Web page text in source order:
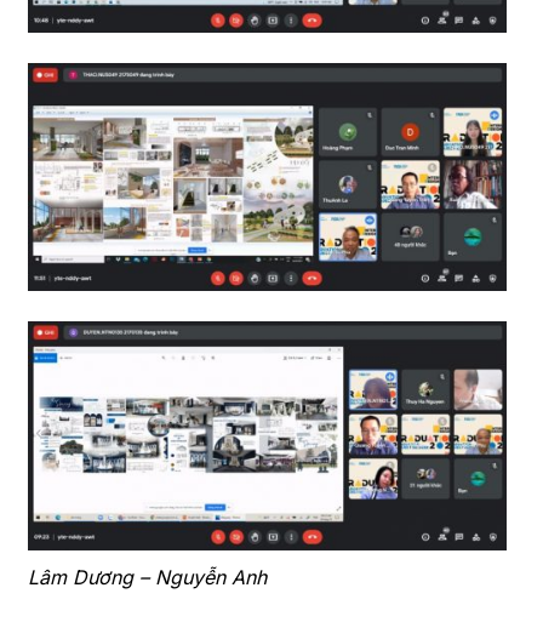
Lâm Dương – Nguyễn Anh